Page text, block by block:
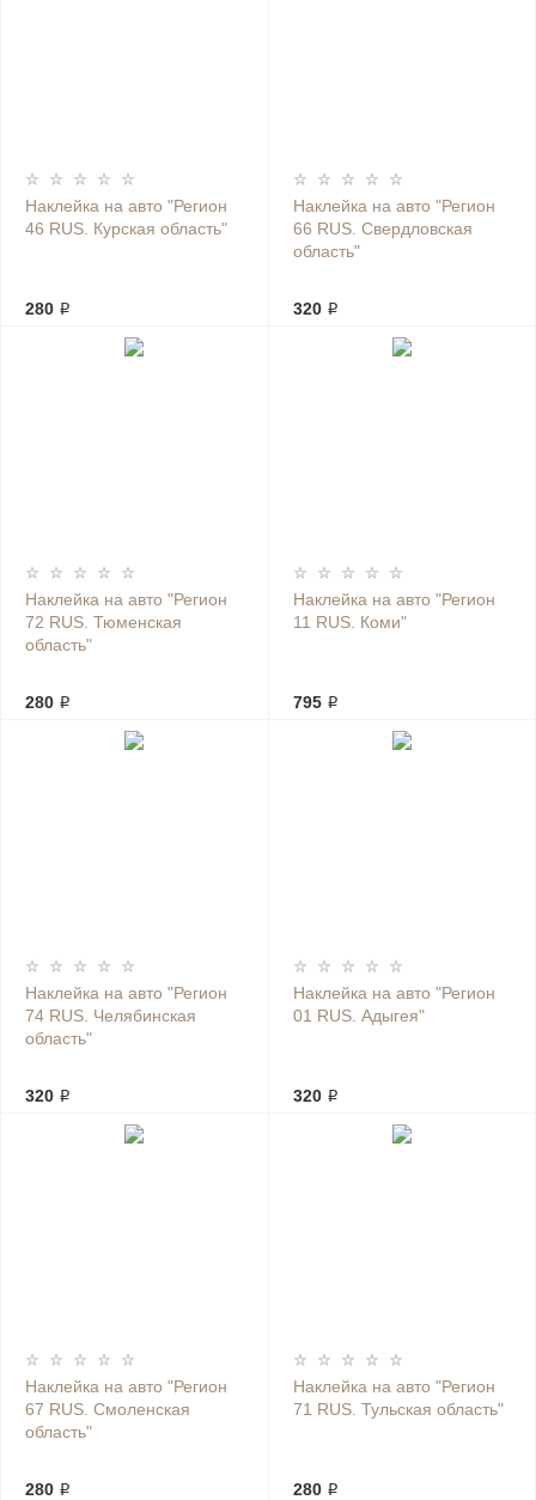
Наклейка на авто "Регион
46 RUS. Курская область"
280 ₽
Наклейка на авто "Регион
66 RUS. Свердловская
область"
320 ₽
Наклейка на авто "Регион
72 RUS. Тюменская
область"
280 ₽
Наклейка на авто "Регион
11 RUS. Коми"
795 ₽
Наклейка на авто "Регион
74 RUS. Челябинская
область"
320 ₽
Наклейка на авто "Регион
01 RUS. Адыгея"
320 ₽
Наклейка на авто "Регион
67 RUS. Смоленская
область"
280 ₽
Наклейка на авто "Регион
71 RUS. Тульская область"
280 ₽